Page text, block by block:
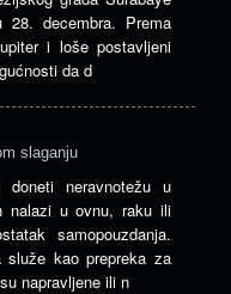
28. decembra. Prema
i loše postavljeni
da d
slaganju
neravnotežu u
nalazi u ovnu, raku ili
samopouzdanja.
služe kao prepreka za
napravljene ili n